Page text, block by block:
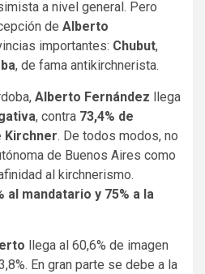
a nivel general. Pero
de Alberto
importantes: Chubut,
, de fama antikirchnerista.
Alberto Fernández llega
, contra 73,4% de
Kirchner. De todos modos, no
de Buenos Aires como
al kirchnerismo.
al mandatario y 75% a la
llega al 60,6% de imagen
En gran parte se debe a la